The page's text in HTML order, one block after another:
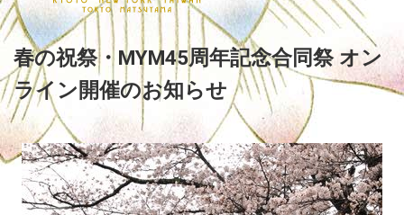
春の祝祭・MYM45周年記念合同祭 オン
ライン開催のお知らせ